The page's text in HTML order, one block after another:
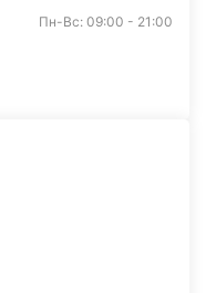
Пн-Вс: 09:00 - 21:00